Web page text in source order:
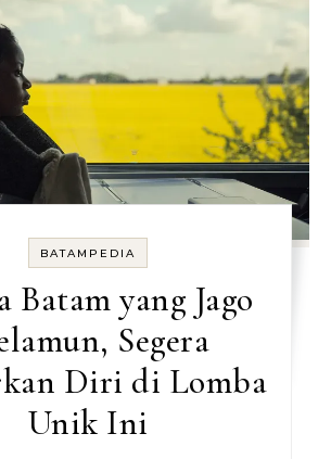
BATAMPEDIA
Batam yang Jago
Segera
Diri di Lomba
Unik Ini